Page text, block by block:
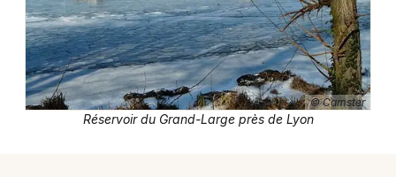
Lac, plan d'eau et plage dans le Rhône
Lac, plan d'eau et plage en Rhône-Alpes
Lac, plan d'eau et plage en Auvergne-Rhône-
© Camster
Réservoir du Grand-Large près de Lyon